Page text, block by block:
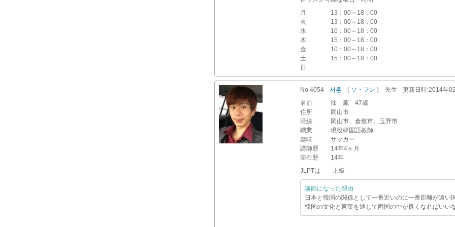
月
13：00～18：00
火
13：00～18：00
水
10：00～18：00
木
15：00～18：00
金
10：00～18：00
土
15：00～18：00
日
No.4054 서훈 ( ソ・フン ) 先生 更新日時:2014年
名前
徐 薫 47歳
住所
岡山市
沿線
岡山市、倉敷市、玉野市
職業
現役韓国語教師
趣味
サッカー
講師歴
14年4ヶ月
滞在歴
14年
JLPTは 上級
講師になった理由
日本と韓国の関係として一番近いのに一番距離が遠い
韓国の文化と言葉を通して両国の中が良くなればいい